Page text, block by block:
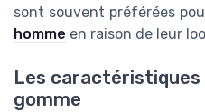
sont souvent préférées
homme en raison de leur
Les caractéristiques
gomme